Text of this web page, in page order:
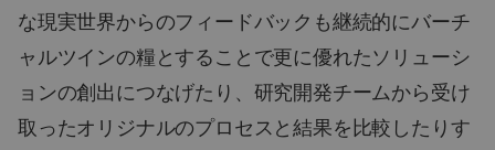
な現実世界からのフィードバックも継続的にバーチ
ャルツインの糧とすることで更に優れたソリューシ
ョンの創出につなげたり、研究開発チームから受け
取ったオリジナルのプロセスと結果を比較したりす